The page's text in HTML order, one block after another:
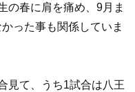
の春に肩を痛め、9月ま
った事も関係していま
見て、うち1試合は八王